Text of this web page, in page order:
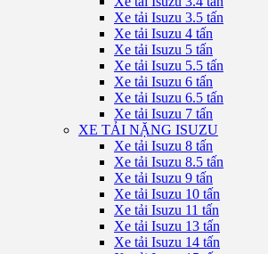
Xe tải Isuzu 3.5 tấn
Xe tải Isuzu 4 tấn
Xe tải Isuzu 5 tấn
Xe tải Isuzu 5.5 tấn
Xe tải Isuzu 6 tấn
Xe tải Isuzu 6.5 tấn
Xe tải Isuzu 7 tấn
XE TẢI NẶNG ISUZU
Xe tải Isuzu 8 tấn
Xe tải Isuzu 8.5 tấn
Xe tải Isuzu 9 tấn
Xe tải Isuzu 10 tấn
Xe tải Isuzu 11 tấn
Xe tải Isuzu 13 tấn
Xe tải Isuzu 14 tấn